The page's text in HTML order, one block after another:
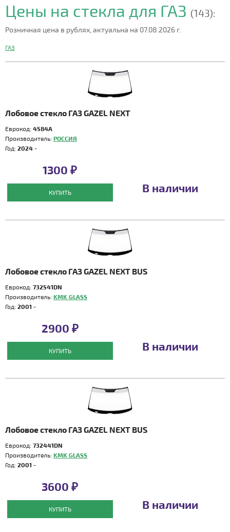
Цены на стекла для ГАЗ (143):
Розничная цена в рублях, актуальна на 07.08.2026 г.
ГАЗ
Лобовое стекло ГАЗ GAZEL NEXT
Еврокод: 4584A
Производитель: РОССИЯ
Год: 2024 -
1300 ₽
КУПИТЬ В наличии
Лобовое стекло ГАЗ GAZEL NEXT BUS
Еврокод: 732541DN
Производитель: KMK GLASS
Год: 2001 -
2900 ₽
КУПИТЬ В наличии
Лобовое стекло ГАЗ GAZEL NEXT BUS
Еврокод: 732441DN
Производитель: KMK GLASS
Год: 2001 -
3600 ₽
КУПИТЬ В наличии